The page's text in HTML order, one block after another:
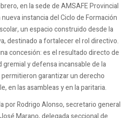
en la sede de AMSAFE Provincial
instancia del Ciclo de Formación
un espacio construido desde la
destinado a fortalecer el rol directivo.
concesión: es el resultado directo de
gremial y defensa incansable de la
garantizar un derecho
en las asambleas y en la paritaria.
por Rodrigo Alonso, secretario general